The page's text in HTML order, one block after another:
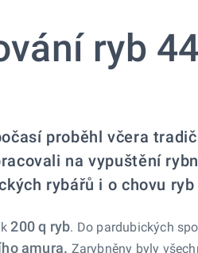
ryb
proběhl včera
na vypuštění
rybářů i o chovu
200 q ryb. Do pardubických
amura. Zarybněny byly